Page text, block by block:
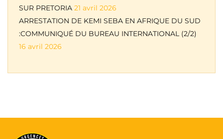
SUR PRETORIA 21 avril 2026
ARRESTATION DE KEMI SEBA EN AFRIQUE DU SUD
:COMMUNIQUÉ DU BUREAU INTERNATIONAL (2/2)
16 avril 2026